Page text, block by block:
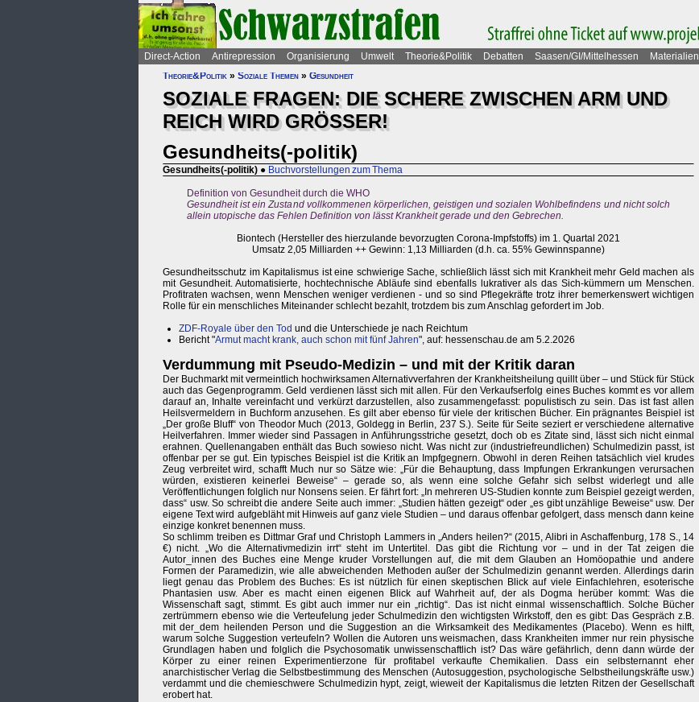
Direct-Action Antirepression Organisierung Umwelt Theorie&Politik Debatten Saasen/GI/Mittelhessen Materialien
Theorie&Politik » Soziale Themen » Gesundheit
SOZIALE FRAGEN: DIE SCHERE ZWISCHEN ARM UND
REICH WIRD GRÖSSER!
Gesundheits(-politik)
Gesundheits(-politik) ● Buchvorstellungen zum Thema
Definition von Gesundheit durch die WHO
Gesundheit ist ein Zustand vollkommenen körperlichen, geistigen und sozialen Wohlbefindens und nicht solch
allein utopische das Fehlen Definition von lässt Krankheit gerade und den Gebrechen.
Biontech (Hersteller des hierzulande bevorzugten Corona-Impfstoffs) im 1. Quartal 2021
Umsatz 2,05 Milliarden ++ Gewinn: 1,13 Milliarden (d.h. ca. 55% Gewinnspanne)
Gesundheitsschutz im Kapitalismus ist eine schwierige Sache, schließlich lässt sich mit Krankheit mehr Geld machen als
mit Gesundheit. Automatisierte, hochtechnische Abläufe sind ebenfalls lukrativer als das Sich-kümmern um Menschen.
Profitraten wachsen, wenn Menschen weniger verdienen - und so sind Pflegekräfte trotz ihrer bemerkenswert wichtigen
Rolle für ein menschliches Miteinander schlecht bezahlt, trotzdem bis zum Anschlag gefordert im Job.
ZDF-Royale über den Tod und die Unterschiede je nach Reichtum
Bericht "Armut macht krank, auch schon mit fünf Jahren", auf: hessenschau.de am 5.2.2026
Verdummung mit Pseudo-Medizin – und mit der Kritik daran
Der Buchmarkt mit vermeintlich hochwirksamen Alternativverfahren der Krankheitsheilung quillt über – und Stück für Stück
auch das Gegenprogramm. Geld verdienen lässt sich mit allen. Für den Verkaufserfolg eines Buches kommt es vor allem
darauf an, Inhalte vereinfacht und verkürzt darzustellen, also zusammengefasst: populistisch zu sein. Das ist fast allen
Heilsvermeldern in Buchform anzusehen. Es gilt aber ebenso für viele der kritischen Bücher. Ein prägnantes Beispiel ist
„Der große Bluff“ von Theodor Much (2013, Goldegg in Berlin, 237 S.). Seite für Seite seziert er verschiedene alternative
Heilverfahren. Immer wieder sind Passagen in Anführungsstriche gesetzt, doch ob es Zitate sind, lässt sich nicht einmal
erahnen. Quellenangaben enthält das Buch sowieso nicht. Was nicht zur (industriefreundlichen) Schulmedizin passt, ist
offenbar per se gut. Ein typisches Beispiel ist die Kritik an Impfgegnern. Obwohl in deren Reihen tatsächlich viel krudes
Zeug verbreitet wird, schafft Much nur so Sätze wie: „Für die Behauptung, dass Impfungen Erkrankungen verursachen
würden, existieren keinerlei Beweise“ – gerade so, als wenn eine solche Gefahr sich selbst widerlegt und alle
Veröffentlichungen folglich nur Nonsens seien. Er fährt fort: „In mehreren US-Studien konnte zum Beispiel gezeigt werden,
dass“ usw. So schreibt die andere Seite auch immer: „Studien hätten gezeigt“ oder „es gibt unzählige Beweise“ usw. Der
eigene Text wird aufgebläht mit Hinweis auf ganz viele Studien – und daraus offenbar gefolgert, dass mensch dann keine
einzige konkret benennen muss.
So schlimm treiben es Dittmar Graf und Christoph Lammers in „Anders heilen?“ (2015, Alibri in Aschaffenburg, 178 S., 14
€) nicht. „Wo die Alternativmedizin irrt“ steht im Untertitel. Das gibt die Richtung vor – und in der Tat zeigen die
Autor_innen des Buches eine Menge kruder Vorstellungen auf, die mit dem Glauben an Homöopathie und andere
Formen der Paramedizin, wie alle abweichenden Methoden außer der Schulmedizin genannt werden. Allerdings darin
liegt genau das Problem des Buches: Es ist nützlich für einen skeptischen Blick auf viele Einfachlehren, esoterische
Phantasien usw. Aber es macht einen eigenen Blick auf Wahrheit auf, der als Dogma herüber kommt: Was die
Wissenschaft sagt, stimmt. Es gibt auch immer nur ein „richtig“. Das ist nicht einmal wissenschaftlich. Solche Bücher
zertrümmern ebenso wie die Verteufelung jeder Schulmedizin den wichtigsten Wirkstoff, den es gibt: Das Gespräch z.B.
mit der_dem heilenden Person und die Suggestion an die Wirksamkeit des Medikamentes (Placebo). Wenn es hilft,
warum solche Suggestion verteufeln? Wollen die Autoren uns weismachen, dass Krankheiten immer nur rein physische
Grundlagen haben und folglich die Psychosomatik unwissenschaftlich ist? Das wäre gefährlich, denn dann würde der
Körper zu einer reinen Experimentierzone für profitabel verkaufte Chemikalien. Dass ein selbsternannt eher
anarchistischer Verlag die Selbstbestimmung des Menschen (Autosuggestion, psychologische Selbstheilungskräfte usw.)
verdammt und die chemieschwere Schulmedizin hypt, zeigt, wieweit der Kapitalismus die letzten Ritzen der Gesellschaft
erobert hat.